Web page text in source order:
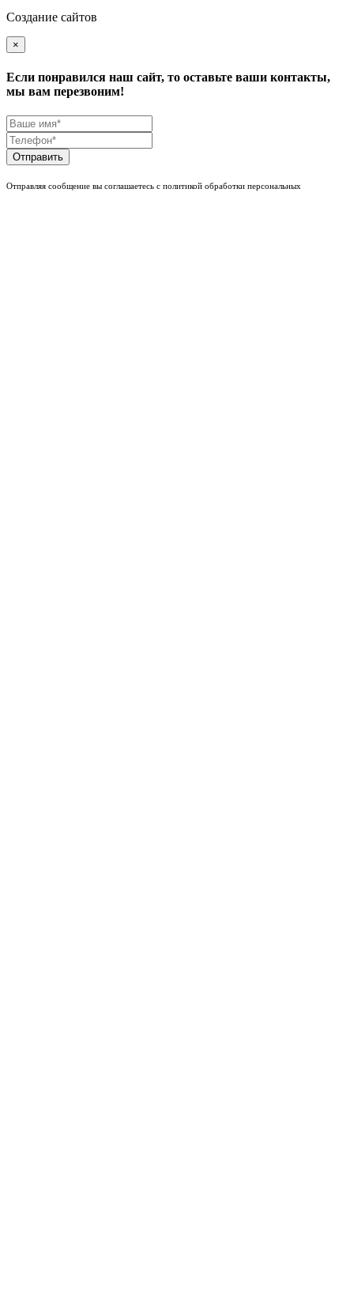
Создание сайтов
×
Если понравился наш сайт, то оставьте ваши контакты,
мы вам перезвоним!
Отправить
Отправляя сообщение вы соглашаетесь с политикой обработки персональных